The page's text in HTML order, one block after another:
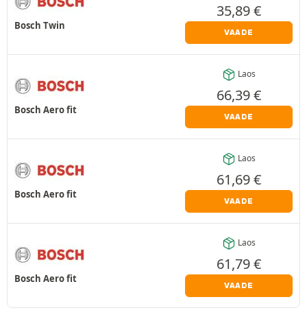
Bosch Twin
35,89€
VAADE
Bosch Aero fit
Laos
66,39€
VAADE
Bosch Aero fit
Laos
61,69€
VAADE
Bosch Aero fit
Laos
61,79€
VAADE